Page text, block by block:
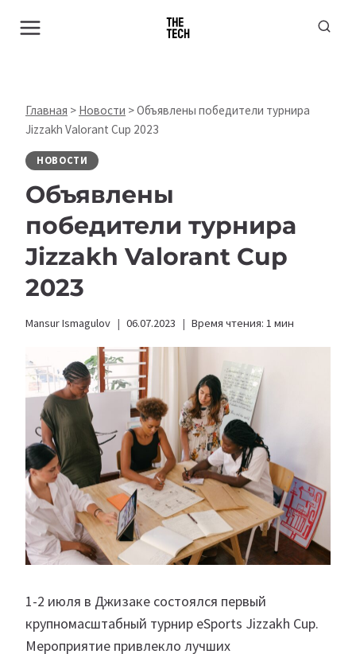
Главная > Новости >Объявлены победители турнира
Jizzakh Valorant Cup 2023
НОВОСТИ
Объявлены
победители турнира
Jizzakh Valorant Cup
2023
Mansur Ismagulov 06.07.2023 Время чтения: 1 мин
1-2 июля в Джизаке состоялся первый
крупномасштабный турнир eSports Jizzakh Cup.
Мероприятие привлекло лучших